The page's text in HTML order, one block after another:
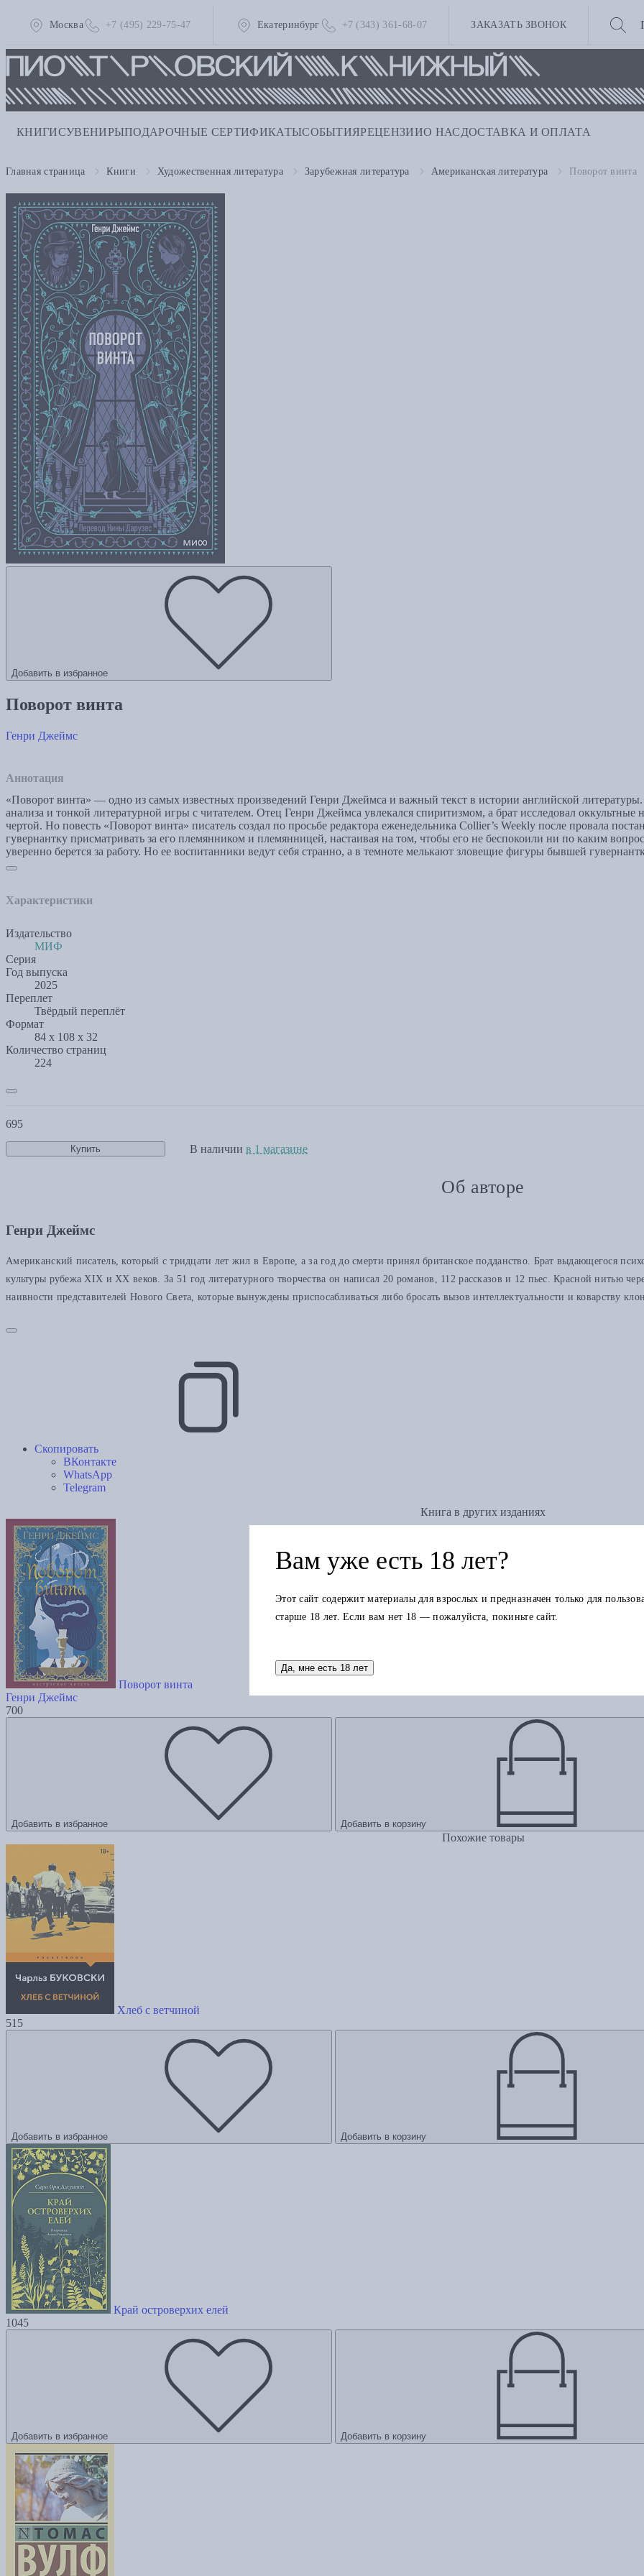
Москва +7 (495) 229-75-47 Екатеринбург +7 (343) 361-68-07 ЗАКАЗАТЬ ЗВОНОК
КНИГИСУВЕНИРЫПОДАРОЧНЫЕ СЕРТИФИКАТЫСОБЫТИЯРЕЦЕНЗИИО НАС ДОСТАВКА И ОПЛАТА
Главная страница Книги Художественная литература Зарубежная литература Американская литература Поворот винта
Добавить в избранное
Поворот винта
Генри Джеймс
Аннотация
«Поворот винта» — одно из самых известных произведений Генри Джеймса и важный текст в истории английской литературы.
анализа и тонкой литературной игры с читателем. Отец Генри Джеймса увлекался спиритизмом, а брат исследовал
чертой. Но повесть «Поворот винта» писатель создал по просьбе редактора еженедельника Collier’s Weekly после провала
гувернантку присматривать за его племянником и племянницей, настаивая на том, чтобы его не беспокоили ни по каким
уверенно берется за работу. Но ее воспитанники ведут себя странно, а в темноте мелькают зловещие фигуры бывшей
Характеристики
Издательство
МИФ
Серия
Год выпуска
2025
Переплет
Твёрдый переплёт
Формат
84 x 108 х 32
Количество страниц
224
695
Купить В наличии в 1 магазине
Об авторе
Генри Джеймс
Американский писатель, который с тридцати лет жил в Европе, а за год до смерти принял британское подданство. Брат выдающегося
культуры рубежа XIX и XX веков. За 51 год литературного творчества он написал 20 романов, 112 рассказов и 12 пьес. Красной нитью
наивности представителей Нового Света, которые вынуждены приспосабливаться либо бросать вызов интеллектуальности и коварству
Скопировать
ВКонтакте
WhatsApp
Telegram
Книга в других изданиях
Поворот винта
Генри Джеймс
700
Добавить в избранное Добавить в корзину
Похожие товары
Хлеб с ветчиной
515
Добавить в избранное Добавить в корзину
Край островерхих елей
1045
Добавить в избранное Добавить в корзину
Вам уже есть 18 лет?
Этот сайт содержит материалы для взрослых и предназначен только для
старше 18 лет. Если вам нет 18 — пожалуйста, покиньте сайт.
Да, мне есть 18 лет